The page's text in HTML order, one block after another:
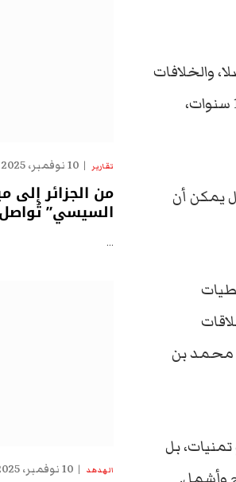
والخلافات
الكبيرة بين المعارضة والحكومات والتي أدّت إلى حلّ مجلس الأمة خمس مرات خلال 10 سنوات،
يمكن أن
محمد بن
بل
تقارير 10 نوفمبر، 2025
من الجزائر إلى
السيسي” تُواصل
…
الهدهد 10 نوفمبر، 2025